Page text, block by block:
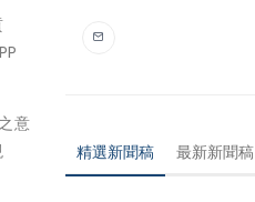
意
精選新聞稿 最新新聞稿